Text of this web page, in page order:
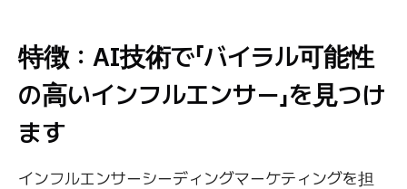
特徴：AI技術で「バイラル可能性
の高いインフルエンサー」を見つけ
ます
インフルエンサーシーディングマーケティングを担